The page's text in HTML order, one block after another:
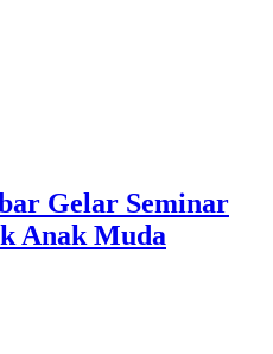
Gelar Seminar
Anak Muda